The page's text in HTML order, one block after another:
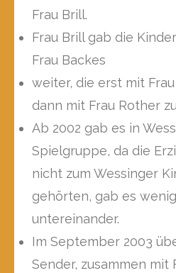
Frau Brill.
Frau Brill gab die
Frau Backes
weiter, die erst mit
dann mit Frau Rother
Ab 2002 gab es in
Spielgruppe, da die
nicht zum Wessinger
gehörten, gab es
untereinander.
Im September 2003
Sender, zusammen mit